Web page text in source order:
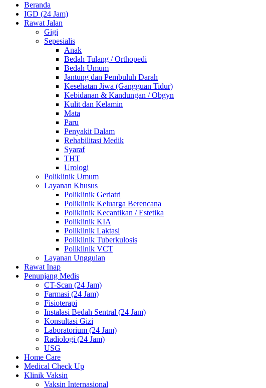
Beranda
IGD (24 Jam)
Rawat Jalan
Gigi
Sepesialis
Anak
Bedah Tulang / Orthopedi
Bedah Umum
Jantung dan Pembuluh Darah
Kesehatan Jiwa (Gangguan Tidur)
Kebidanan & Kandungan / Obgyn
Kulit dan Kelamin
Mata
Paru
Penyakit Dalam
Rehabilitasi Medik
Syaraf
THT
Urologi
Poliklinik Umum
Layanan Khusus
Poliklinik Geriatri
Poliklinik Keluarga Berencana
Poliklinik Kecantikan / Estetika
Poliklinik KIA
Poliklinik Laktasi
Poliklinik Tuberkulosis
Poliklinik VCT
Layanan Unggulan
Rawat Inap
Penunjang Medis
CT-Scan (24 Jam)
Farmasi (24 Jam)
Fisioterapi
Instalasi Bedah Sentral (24 Jam)
Konsultasi Gizi
Laboratorium (24 Jam)
Radiologi (24 Jam)
USG
Home Care
Medical Check Up
Klinik Vaksin
Vaksin Internasional